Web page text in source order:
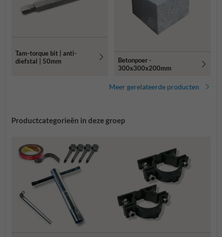
Tam-torque bit | anti-
diefstal | 50mm
Betonpoer -
300x300x200mm
Meer gerelateerde producten
Productcategorieën in deze groep